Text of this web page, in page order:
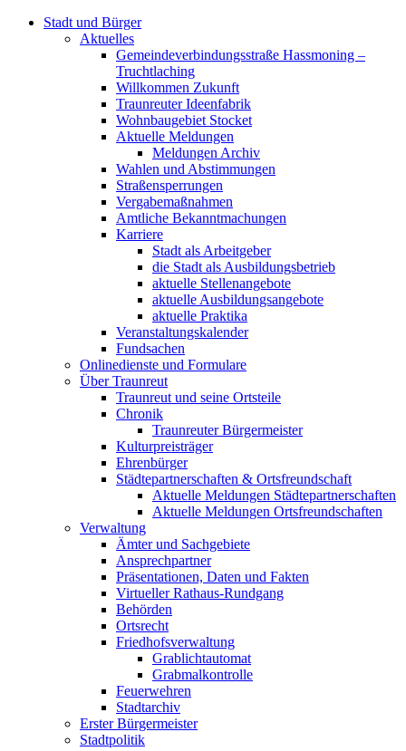
Stadt und Bürger
Aktuelles
Gemeindeverbindungsstraße Hassmoning –
Truchtlaching
Willkommen Zukunft
Traunreuter Ideenfabrik
Wohnbaugebiet Stocket
Aktuelle Meldungen
Meldungen Archiv
Wahlen und Abstimmungen
Straßensperrungen
Vergabemaßnahmen
Amtliche Bekanntmachungen
Karriere
Stadt als Arbeitgeber
die Stadt als Ausbildungsbetrieb
aktuelle Stellenangebote
aktuelle Ausbildungsangebote
aktuelle Praktika
Veranstaltungskalender
Fundsachen
Onlinedienste und Formulare
Über Traunreut
Traunreut und seine Ortsteile
Chronik
Traunreuter Bürgermeister
Kulturpreisträger
Ehrenbürger
Städtepartnerschaften & Ortsfreundschaft
Aktuelle Meldungen Städtepartnerschaften
Aktuelle Meldungen Ortsfreundschaften
Verwaltung
Ämter und Sachgebiete
Ansprechpartner
Präsentationen, Daten und Fakten
Virtueller Rathaus-Rundgang
Behörden
Ortsrecht
Friedhofsverwaltung
Grablichtautomat
Grabmalkontrolle
Feuerwehren
Stadtarchiv
Erster Bürgermeister
Stadtpolitik